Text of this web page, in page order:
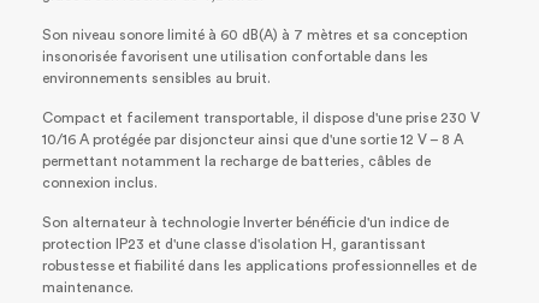
Son niveau sonore limité à 60 dB(A) à 7 mètres et sa conception
insonorisée favorisent une utilisation confortable dans les
environnements sensibles au bruit.
Compact et facilement transportable, il dispose d'une prise 230 V
10/16 A protégée par disjoncteur ainsi que d'une sortie 12 V – 8 A
permettant notamment la recharge de batteries, câbles de
connexion inclus.
Son alternateur à technologie Inverter bénéficie d'un indice de
protection IP23 et d'une classe d'isolation H, garantissant
robustesse et fiabilité dans les applications professionnelles et de
maintenance.